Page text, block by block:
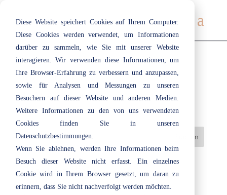
Diese Website speichert Cookies auf Ihrem Computer.
Diese Cookies werden verwendet, um Informationen
darüber zu sammeln, wie Sie mit unserer Website
interagieren. Wir verwenden diese Informationen, um
Ihre Browser-Erfahrung zu verbessern und anzupassen,
sowie für Analysen und Messungen zu unseren
Besuchern auf dieser Website und anderen Medien.
Weitere Informationen zu den von uns verwendeten
Cookies finden Sie in unseren
Datenschutzbestimmungen.
Wenn Sie ablehnen, werden Ihre Informationen beim
Besuch dieser Website nicht erfasst. Ein einzelnes
Cookie wird in Ihrem Browser gesetzt, um daran zu
erinnern, dass Sie nicht nachverfolgt werden möchten.
083 | Erika
Juli 19, 2019 Braun ,Rot
Herzlich willkommen bei ecotec: Unsere Azubis 2026